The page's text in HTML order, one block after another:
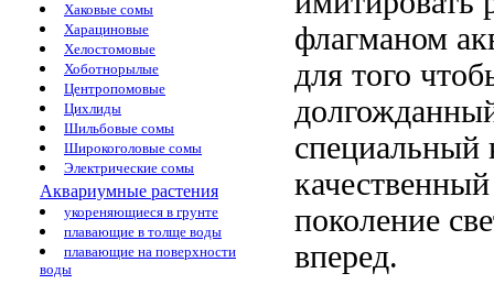
Хаковые сомы
Харациновые
Хелостомовые
Хоботнорылые
Центропомовые
Цихлиды
Шильбовые сомы
Широкоголовые сомы
Электрические сомы
Аквариумные растения
укореняющиеся в грунте
плавающие в толще воды
плавающие на поверхности
воды
флагманом
для того
специальный
поколение
вперед.